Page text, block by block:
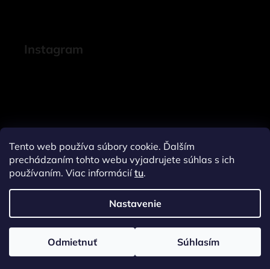
Tento web používa súbory cookie. Ďalším
prechádzaním tohto webu vyjadrujete súhlas s ich
používaním. Viac informáciítu.
Nastavenie
Odmietnuť Súhlasím
Instagram
Vytvoril Shoptet
Adatelier
Copyright 2026Janeline.sk. Všetky práva vyhradené.